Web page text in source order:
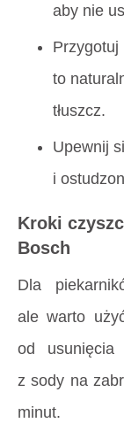
aby nie
Przygotuj
to
tłuszcz.
Upewnij
i
Kroki
Bosch
Dla
ale warto
od usunięcia
z sody na
minut.